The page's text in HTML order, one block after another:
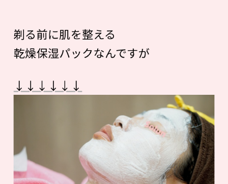
剃る前に肌を整える
乾燥保湿パックなんですが
↓↓↓↓↓↓